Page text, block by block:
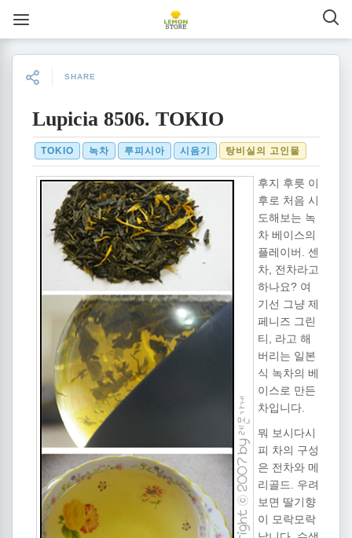
SHARE
Lupicia 8506. TOKIO
TOKIO 녹차 루피시아 시음기 탕비실의 고인물
후지 후릇 이
후로 처음 시
도해보는 녹
차 베이스의
플레이버. 센
차, 전차라고
하나요? 여
기선 그냥 제
페니즈 그린
티, 라고 해
버리는 일본
식 녹차의 베
이스로 만든
차입니다.
뭐 보시다시
피 차의 구성
은 전차와 메
리골드. 우려
보면 딸기향
이 모락모락